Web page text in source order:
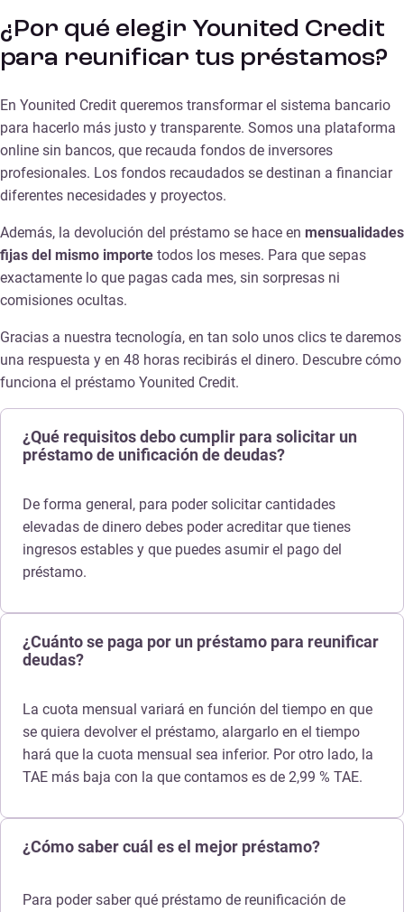
¿Por qué elegir Younited Credit
para reunificar tus préstamos?
En Younited Credit queremos transformar el sistema bancario
para hacerlo más justo y transparente. Somos una plataforma
online sin bancos, que recauda fondos de inversores
profesionales. Los fondos recaudados se destinan a financiar
diferentes necesidades y proyectos.
Además, la devolución del préstamo se hace en mensualidades
fijas del mismo importe todos los meses. Para que sepas
exactamente lo que pagas cada mes, sin sorpresas ni
comisiones ocultas.
Gracias a nuestra tecnología, en tan solo unos clics te daremos
una respuesta y en 48 horas recibirás el dinero. Descubre cómo
funciona el préstamo Younited Credit.
¿Qué requisitos debo cumplir para solicitar un
préstamo de unificación de deudas?
De forma general, para poder solicitar cantidades
elevadas de dinero debes poder acreditar que tienes
ingresos estables y que puedes asumir el pago del
préstamo.
¿Cuánto se paga por un préstamo para reunificar
deudas?
La cuota mensual variará en función del tiempo en que
se quiera devolver el préstamo, alargarlo en el tiempo
hará que la cuota mensual sea inferior. Por otro lado, la
TAE más baja con la que contamos es de 2,99 % TAE.
¿Cómo saber cuál es el mejor préstamo?
Para poder saber qué préstamo de reunificación de